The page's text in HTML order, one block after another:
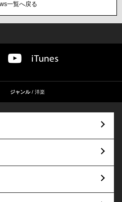
一覧へ戻る
ジャンル 洋楽